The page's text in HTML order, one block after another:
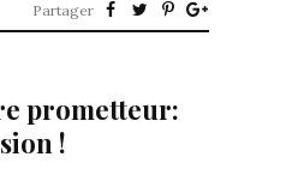
Partager
prometteur:
!